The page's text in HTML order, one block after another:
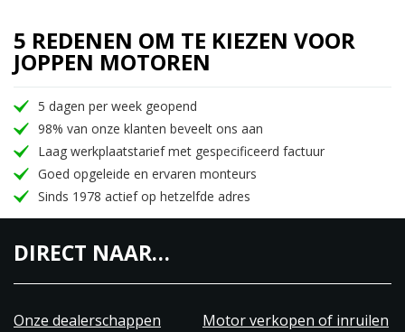
5 REDENEN OM TE KIEZEN VOOR
JOPPEN MOTOREN
5 dagen per week geopend
98% van onze klanten beveelt ons aan
Laag werkplaatstarief met gespecificeerd factuur
Goed opgeleide en ervaren monteurs
Sinds 1978 actief op hetzelfde adres
DIRECT NAAR…
Onze dealerschappen
Motor verkopen of inruilen